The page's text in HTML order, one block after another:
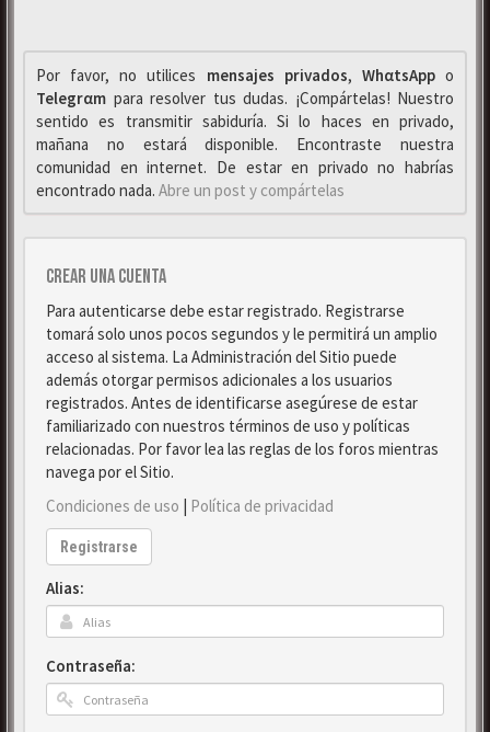
Por favor, no utilices mensajes privados, WhαtsAppo
Telegrαm para resolver tus dudas. ¡Compártelas! Nuestro
sentido es transmitir sabiduría. Si lo haces en privado,
mañana no estará disponible. Encontraste nuestra
comunidad en internet. De estar en privado no habrías
encontrado nada. Abre un post y compártelas
Crear una cuenta
Para autenticarse debe estar registrado. Registrarse
tomará solo unos pocos segundos y le permitirá un amplio
acceso al sistema. La Administración del Sitio puede
además otorgar permisos adicionales a los usuarios
registrados. Antes de identificarse asegúrese de estar
familiarizado con nuestros términos de uso y políticas
relacionadas. Por favor lea las reglas de los foros mientras
navega por el Sitio.
Condiciones de uso | Política de privacidad
Registrarse
Alias:
Contraseña: